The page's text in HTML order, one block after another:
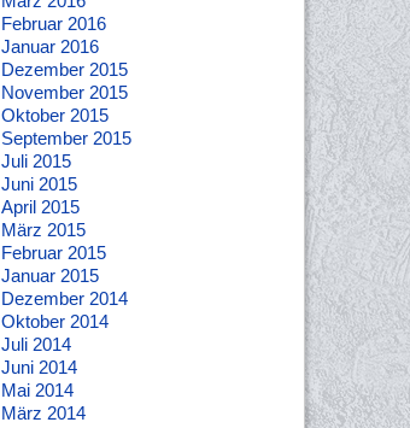
Februar 2016
Januar 2016
Dezember 2015
November 2015
Oktober 2015
September 2015
Juli 2015
Juni 2015
April 2015
März 2015
Februar 2015
Januar 2015
Dezember 2014
Oktober 2014
Juli 2014
Juni 2014
Mai 2014
März 2014